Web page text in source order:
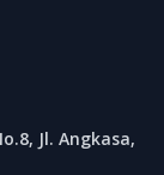
Jl. Angkasa,